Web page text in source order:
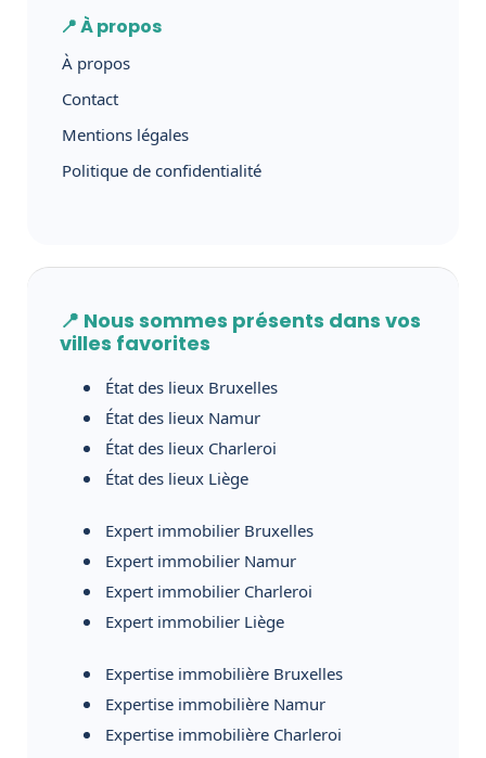
📍 À propos
À propos
Contact
Mentions légales
Politique de confidentialité
📍 Nous sommes présents dans vos
villes favorites
État des lieux Bruxelles
État des lieux Namur
État des lieux Charleroi
État des lieux Liège
Expert immobilier Bruxelles
Expert immobilier Namur
Expert immobilier Charleroi
Expert immobilier Liège
Expertise immobilière Bruxelles
Expertise immobilière Namur
Expertise immobilière Charleroi